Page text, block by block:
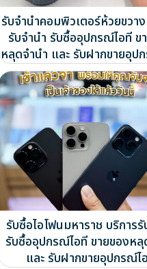
รับจำนำคอมพิวเตอร์ห้วยขวา
รับจำนำ รับซื้ออุปกรณ์ไอที ข
หลุดจำนำ และ รับฝากขายอุป
รับซื้อไอโฟนมหาราช บริการ
รับซื้ออุปกรณ์ไอที ขายของหลุ
และ รับฝากขายอุปกรณ์ไ